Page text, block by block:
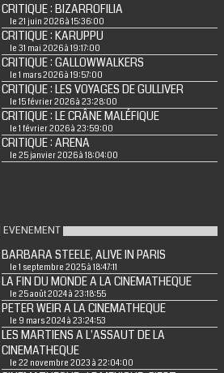
CRITIQUE : BIZARROFILIA
le 21 juin 2026 à 15:36:00
CRITIQUE : KARUPPU
le 31 mai 2026 à 19:17:00
CRITIQUE : GALLOWWALKERS
le 1 mars 2026 à 19:57:00
CRITIQUE : LES VOYAGES DE GULLIVER
le 15 février 2026 à 23:28:00
CRITIQUE : LE CRÂNE MALÉFIQUE
le 1 février 2026 à 23:59:00
CRITIQUE : ARENA
le 25 janvier 2026 à 18:04:00
EVENEMENT
BARBARA STEELE, ALIVE IN PARIS
le 1 septembre 2025 à 18:47:11
LA FIN DU MONDE A LA CINEMATHEQUE
le 25 août 2024 à 23:18:55
PETER WEIR A LA CINEMATHEQUE
le 9 mars 2024 à 23:24:53
LES MARTIENS A L'ASSAUT DE LA
CINEMATHEQUE
le 22 novembre 2023 à 22:04:00